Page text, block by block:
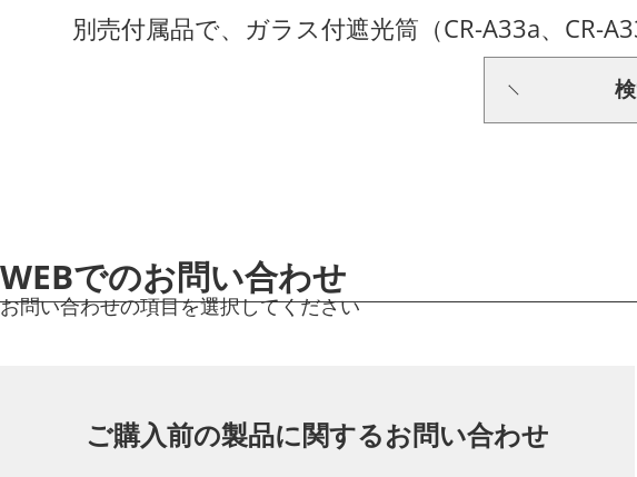
別売付属品で、ガラス付遮光筒（CR-A33a、CR-
WEBでのお問い合わせ
お問い合わせの項目を選択してください
ご購入前の製品に関するお問い合わせ